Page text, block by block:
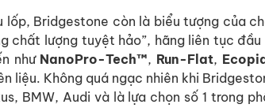
lốp, Bridgestone còn là biểu tượng của
chất lượng tuyệt hảo”, hãng liên tục
như NanoPro-Tech™, Run-Flat,
liệu. Không quá ngạc nhiên khi
BMW, Audi và là lựa chọn số 1 trong